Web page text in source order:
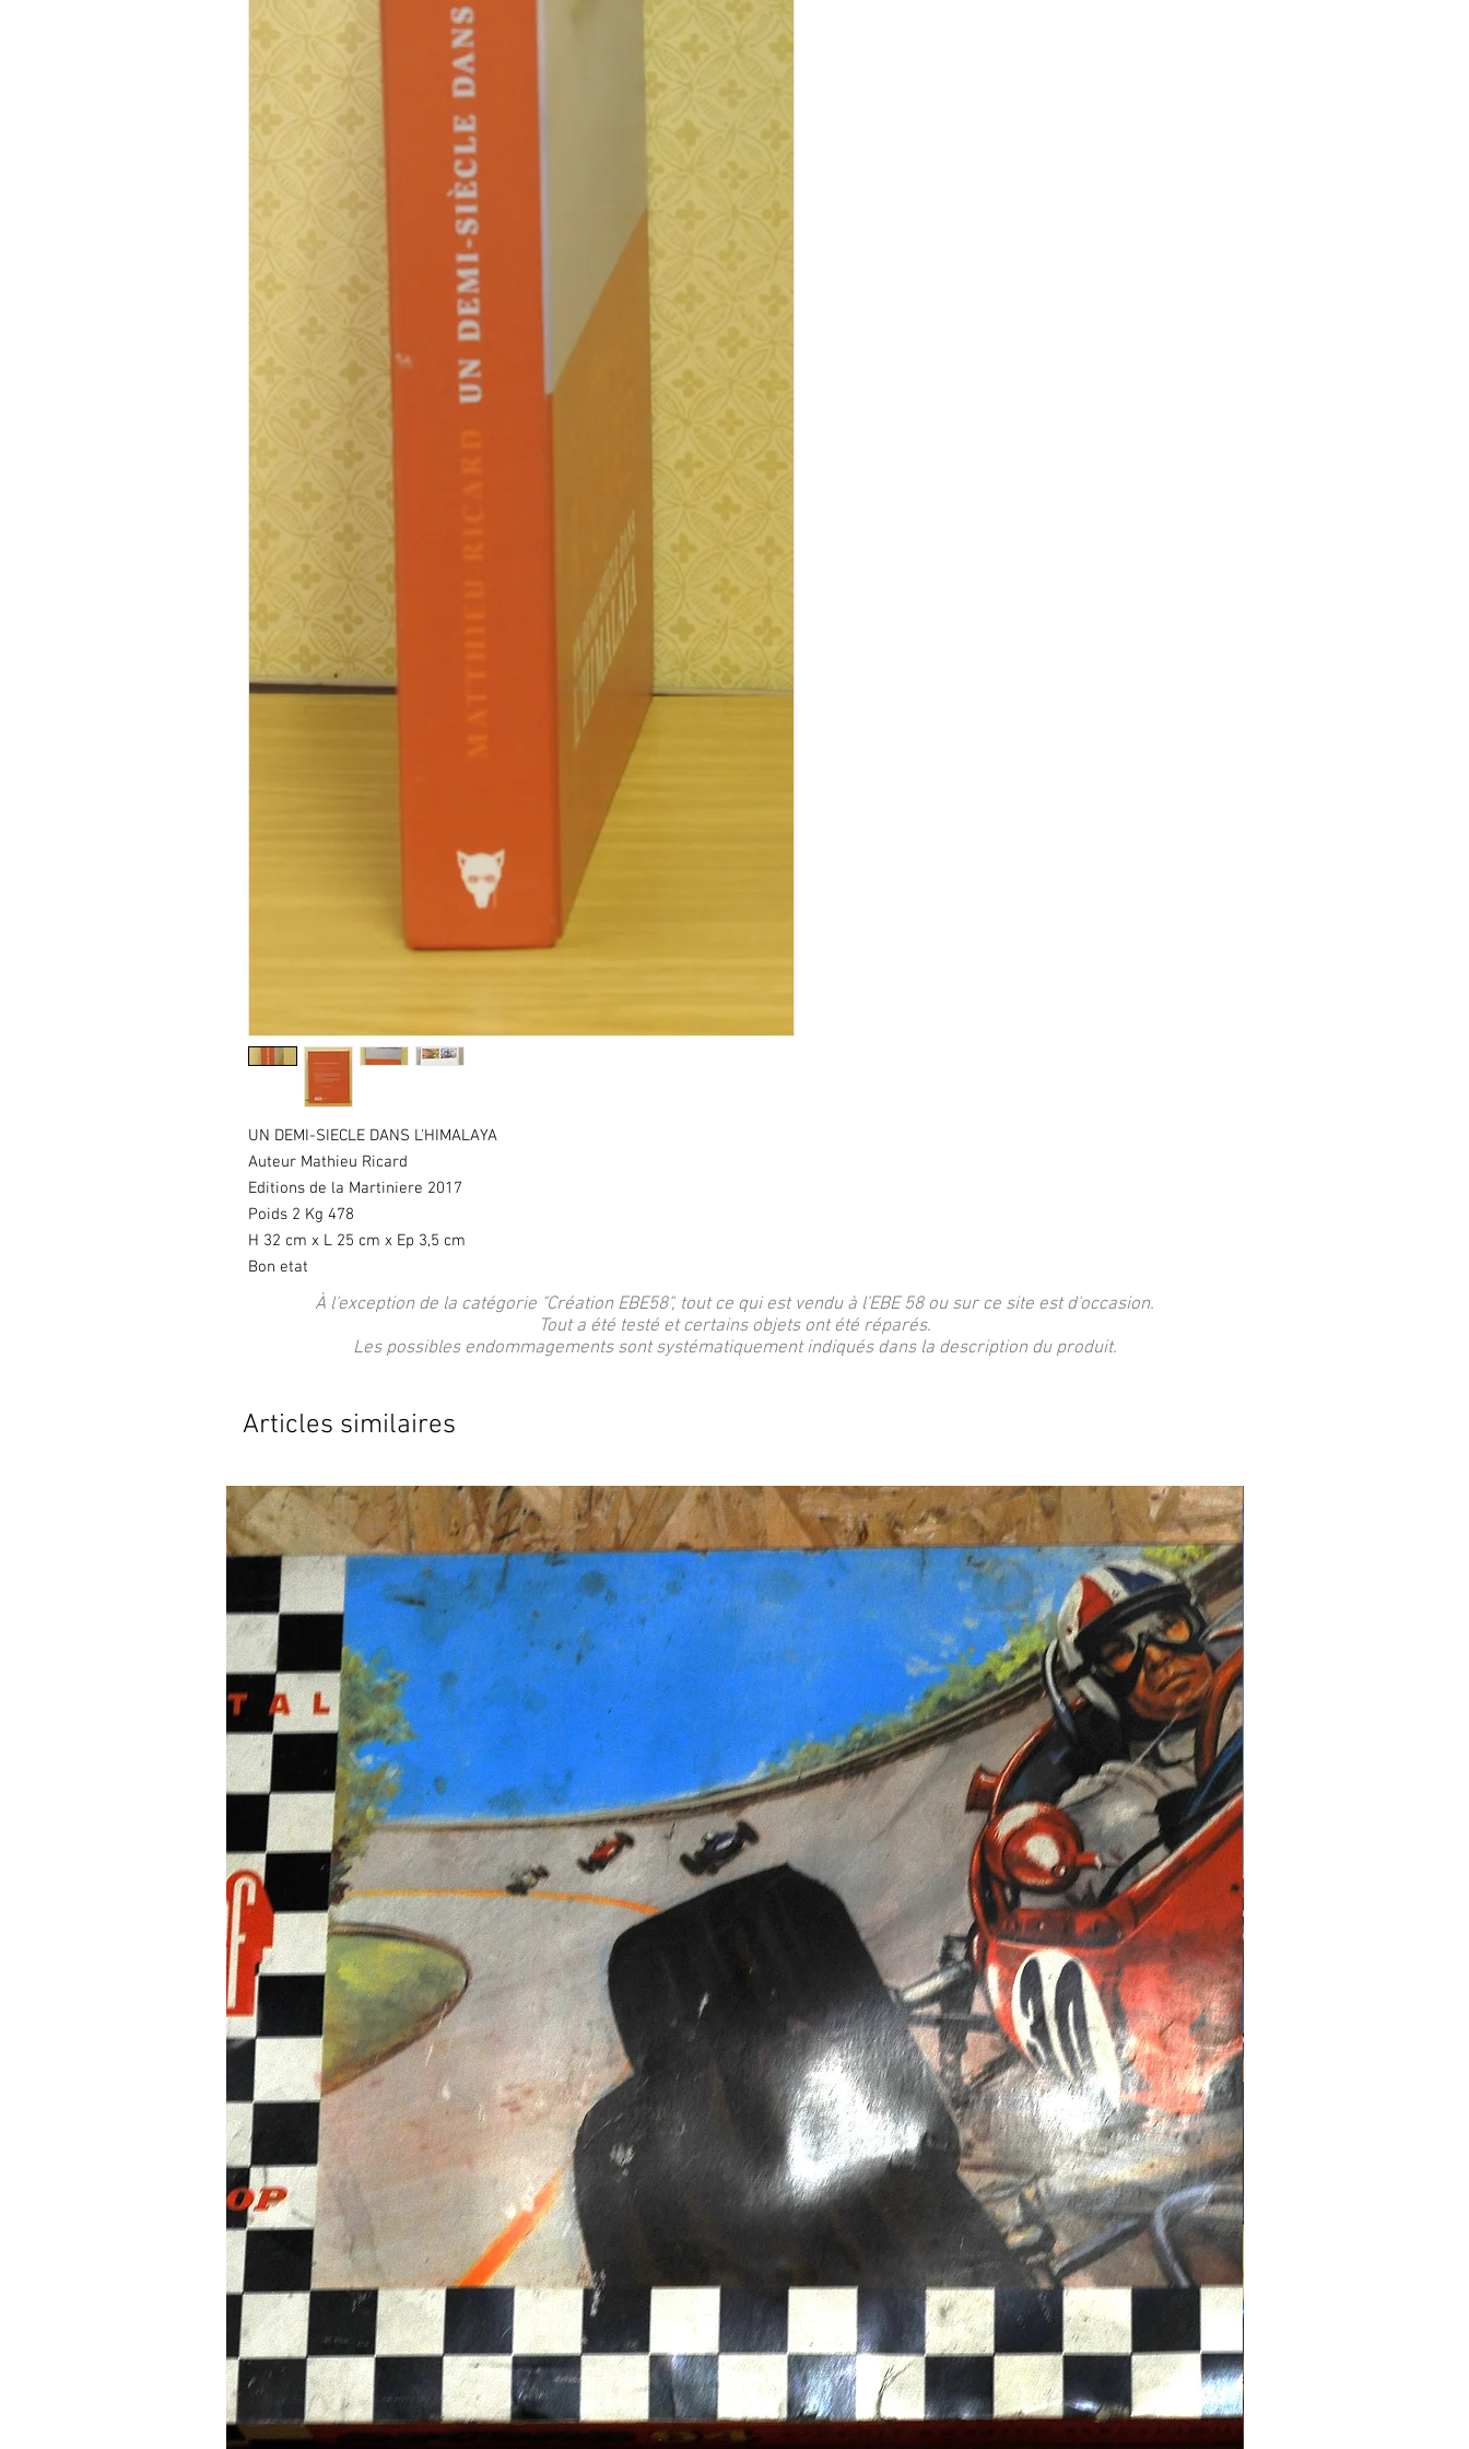
UN DEMI-SIECLE DANS L'HIMALAYA
Auteur Mathieu Ricard
Editions de la Martiniere 2017
Poids 2 Kg 478
H 32 cm x L 25 cm x Ep 3,5 cm
Bon etat
À l'exception de la catégorie "Création EBE58", tout ce qui est vendu à l'EBE 58 ou sur ce site est d'occasion.
Tout a été testé et certains objets ont été réparés.
Les possibles endommagements sont systématiquement indiqués dans la description du produit.
Articles similaires